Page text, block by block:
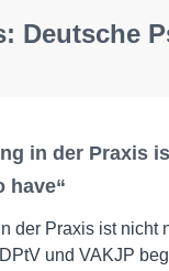
Deutsche
in der Praxis
have“
der Praxis ist nicht
und VAKJP